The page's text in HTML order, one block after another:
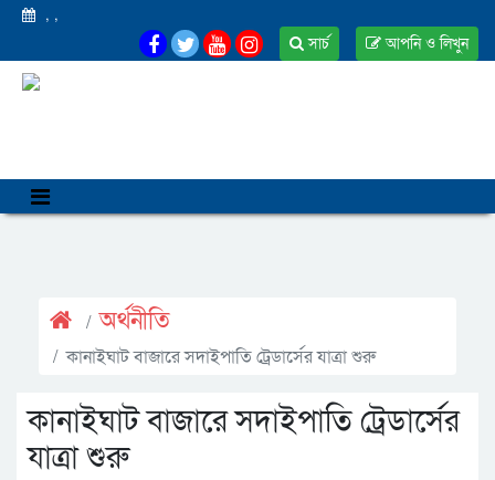
, ,
আপনি ও লিখুন
সার্চ
অর্থনীতি
কানাইঘাট বাজারে সদাইপাতি ট্রেডার্সের যাত্রা শুরু
কানাইঘাট বাজারে সদাইপাতি ট্রেডার্সের
যাত্রা শুরু